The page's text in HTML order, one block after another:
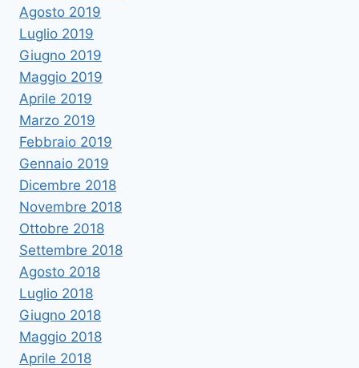
Agosto 2019
Luglio 2019
Giugno 2019
Maggio 2019
Aprile 2019
Marzo 2019
Febbraio 2019
Gennaio 2019
Dicembre 2018
Novembre 2018
Ottobre 2018
Settembre 2018
Agosto 2018
Luglio 2018
Giugno 2018
Maggio 2018
Aprile 2018